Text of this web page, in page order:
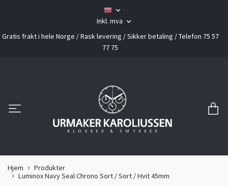
Inkl. mva
Gratis frakt i hele Norge / Rask levering / Sikker betaling / Telefon 75 57
77 75
Hjem
Produkter
Luminox Navy Seal Chrono Sort / Sort / Hvit 45mm